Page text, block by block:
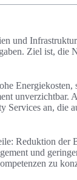
und
Ziel ist, die
Energiekosten,
unverzichtbar.
Services an, die
Reduktion der
und
zu